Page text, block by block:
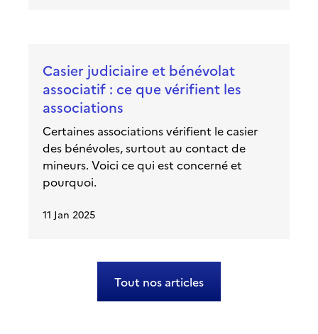
Casier judiciaire et bénévolat
associatif : ce que vérifient les
associations
Certaines associations vérifient le casier
des bénévoles, surtout au contact de
mineurs. Voici ce qui est concerné et
pourquoi.
11 Jan 2025
Tout nos articles